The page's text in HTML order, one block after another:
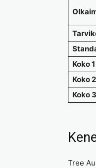
Koko 1
Koko 2
Koko 3
Tree